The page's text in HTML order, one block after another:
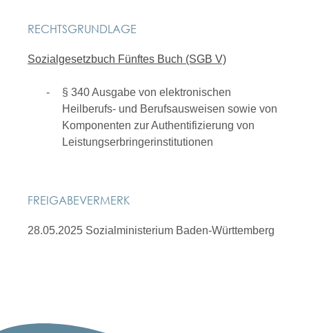
RECHTSGRUNDLAGE
Sozialgesetzbuch Fünftes Buch (SGB V)
§ 340 Ausgabe von elektronischen
Heilberufs- und Berufsausweisen sowie von
Komponenten zur Authentifizierung von
Leistungserbringerinstitutionen
FREIGABEVERMERK
28.05.2025 Sozialministerium Baden-Württemberg